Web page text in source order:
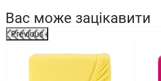
Вас може зацікавити
Previous